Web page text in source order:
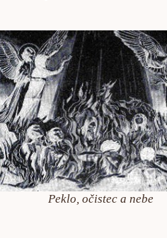
Peklo, očistec a nebe